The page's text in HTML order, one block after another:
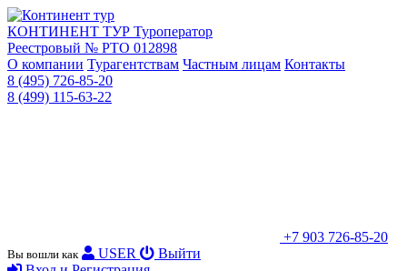
КОНТИНЕНТ ТУР Туроператор
Реестровый № РТО 012898
О компании Турагентствам Частным лицам Контакты
8 (495) 726-85-20
8 (499) 115-63-22
+7 903 726-85-20
Вы вошли как USER
Выйти